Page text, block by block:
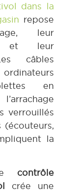
dans la
repose
leur
et leur
câbles
en
verrouillés
la
contrôle
crée une